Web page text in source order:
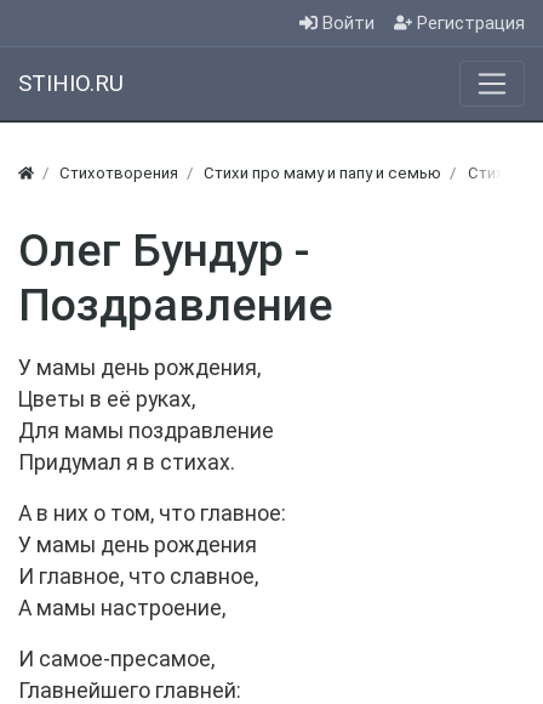
Войти Регистрация
STIHIO.RU
Стихотворения Стихи про маму и папу и семью Стихи о
Олег Бундур -
Поздравление
У мамы день рождения,
Цветы в её руках,
Для мамы поздравление
Придумал я в стихах.
А в них о том, что главное:
У мамы день рождения
И главное, что славное,
А мамы настроение,
И самое-пресамое,
Главнейшего главней: